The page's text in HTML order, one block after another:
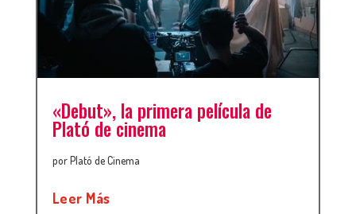
«Debut», la primera película de
Plató de cinema
porPlató de Cinema
Leer Más